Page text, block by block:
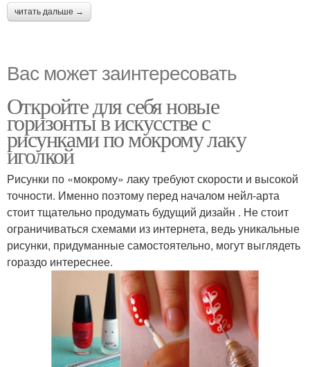
читать дальше →
Вас может заинтересовать
Откройте для себя новые
горизонты в искусстве с
рисунками по мокрому лаку
иголкой
Рисунки по «мокрому» лаку требуют скорости и высокой
точности. Именно поэтому перед началом нейл-арта
стоит тщательно продумать будущий дизайн . Не стоит
ограничиваться схемами из интернета, ведь уникальные
рисунки, придуманные самостоятельно, могут выглядеть
гораздо интереснее.